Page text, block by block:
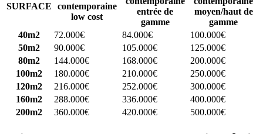
SURFACE
contemporaine
low cost
entrée de
gamme
moyen/haut de
gamme
40m2
72.000€ 84.000€
100.000€
50m2
90.000€ 105.000€
125.000€
80m2
144.000€ 168.000€
200.000€
100m2
180.000€ 210.000€
250.000€
120m2
216.000€ 252.000€
300.000€
160m2
288.000€ 336.000€
400.000€
200m2
360.000€ 420.000€ 500.000€